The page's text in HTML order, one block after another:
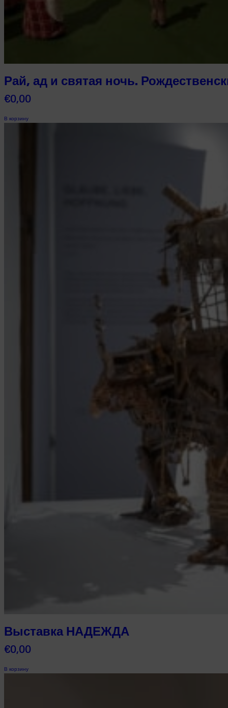
Рай, ад и святая ночь.
€0,00
В корзину
Выставка НАДЕЖДА
€0,00
В корзину